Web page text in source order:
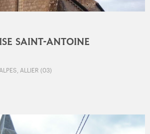
SAINT-ANTOINE
ALLIER (03)